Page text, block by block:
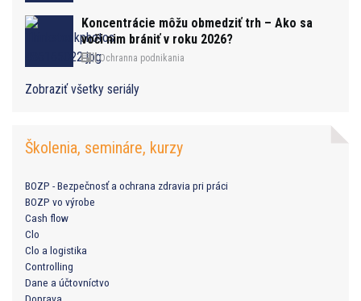
Koncentrácie môžu obmedziť trh – Ako sa
voči nim brániť v roku 2026?
Ochranna podnikania
Zobraziť všetky seriály
Školenia, semináre, kurzy
BOZP - Bezpečnosť a ochrana zdravia pri práci
BOZP vo výrobe
Cash flow
Clo
Clo a logistika
Controlling
Dane a účtovníctvo
Doprava